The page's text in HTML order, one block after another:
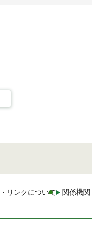
リンクについて 関係機